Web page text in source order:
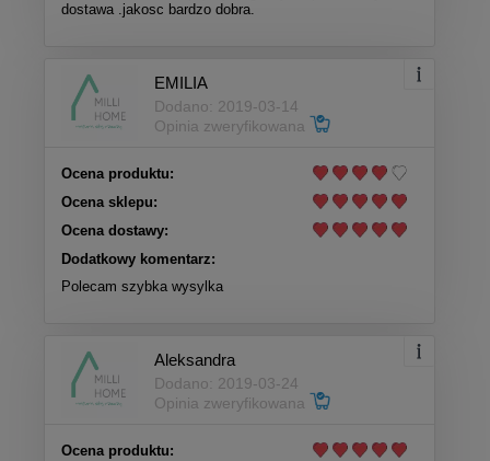
dostawa .jakosc bardzo dobra.
EMILIA
Dodano: 2019-03-14
Opinia zweryfikowana
Ocena produktu:
Ocena sklepu:
Ocena dostawy:
Dodatkowy komentarz:
Polecam szybka wysylka
Aleksandra
Dodano: 2019-03-24
Opinia zweryfikowana
Ocena produktu: